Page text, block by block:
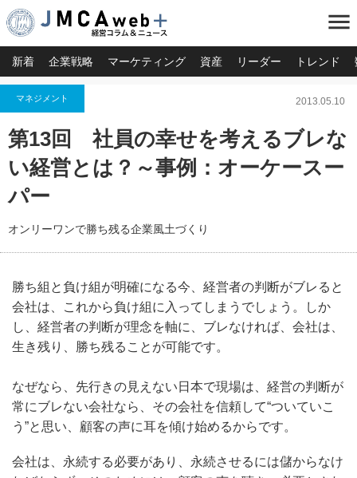
menu
新着 企業戦略 マーケティング 資産 リーダー トレンド
マネジメント 2013.05.10
第13回 社員の幸せを考えるブレな
い経営とは？～事例：オーケースー
パー
オンリーワンで勝ち残る企業風土づくり
勝ち組と負け組が明確になる今、経営者の判断がブレると
会社は、これから負け組に入ってしまうでしょう。しか
し、経営者の判断が理念を軸に、ブレなければ、会社は、
生き残り、勝ち残ることが可能です。
なぜなら、先行きの見えない日本で現場は、経営の判断が
常にブレない会社なら、その会社を信頼して“ついていこ
う”と思い、顧客の声に耳を傾け始めるからです。
会社は、永続する必要があり、永続させるには儲からなけ